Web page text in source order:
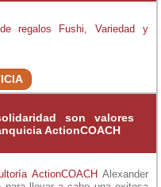
regalos
Fushi, Variedad y
son valores
ActionCOACH
ActionCOACH Alexander